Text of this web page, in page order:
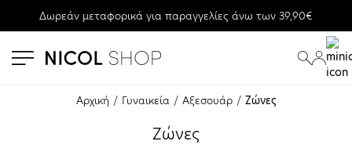
Δωρεάν μεταφορικά για παραγγελίες άνω των 39,90€
Αρχική Γυναικεία Αξεσουάρ Ζώνες
Ζώνες